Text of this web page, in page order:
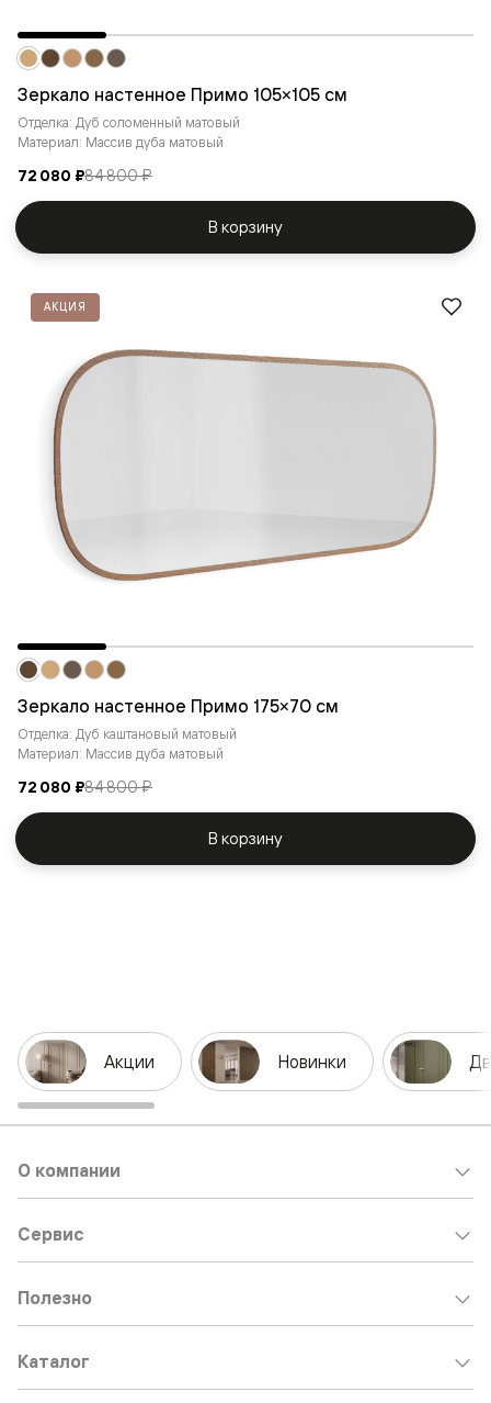
Зеркало настенное Примо 105×105 см
Отделка: Дуб соломенный матовый
Материал: Массив дуба матовый
72 080 ₽84 800 ₽
В корзину
АКЦИЯ
Зеркало настенное Примо 175×70 см
Отделка: Дуб каштановый матовый
Материал: Массив дуба матовый
72 080 ₽84 800 ₽
В корзину
Акции Новинки
О компании
Сервис
Полезно
Каталог